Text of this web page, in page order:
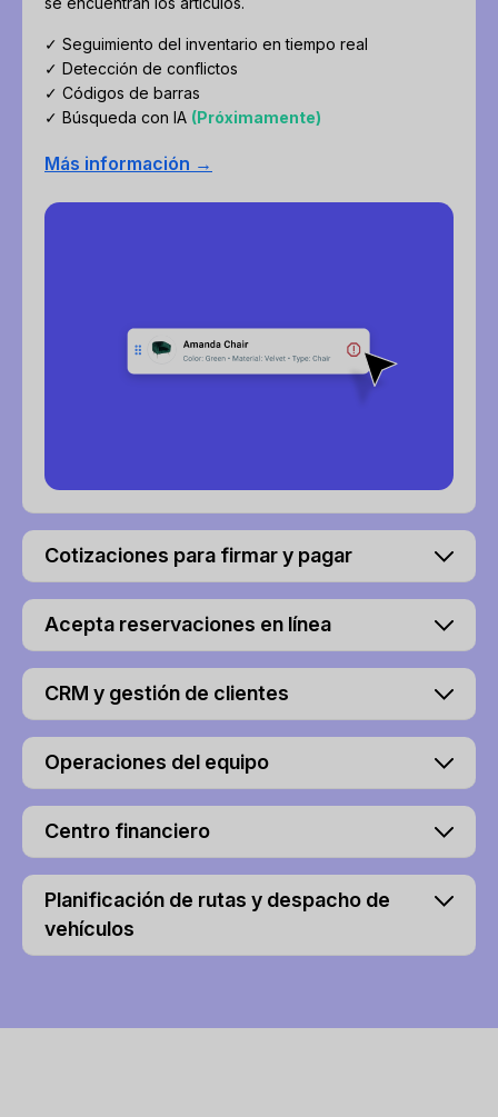
✓ Seguimiento del inventario en tiempo real
✓ Detección de conflictos
✓ Códigos de barras
✓ Búsqueda con IA (Próximamente)
Más información →
Cotizaciones para firmar y pagar
Acepta reservaciones en línea
CRM y gestión de clientes
Operaciones del equipo
Centro financiero
Planificación de rutas y despacho de
vehículos